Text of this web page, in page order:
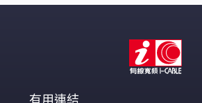
出租，最高可被罰款30萬元及監禁3年
有用連結